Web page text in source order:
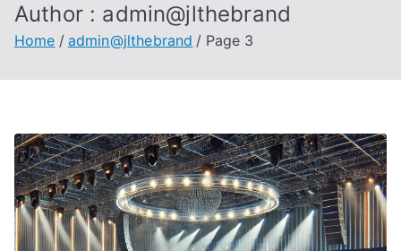
Author : admin@jlthebrand
Home admin@jlthebrand Page 3